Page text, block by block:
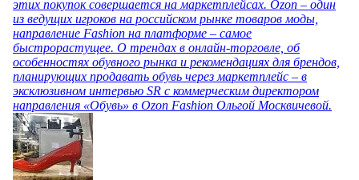
этих покупок совершается на маркетплейсах. Ozon – один
из ведущих игроков на российском рынке товаров моды,
направление Fashion на платформе – самое
быстрорастущее. О трендах в онлайн-торговле, об
особенностях обувного рынка и рекомендациях для брендов,
планирующих продавать обувь через маркетплейс – в
эксклюзивном интервью SR с коммерческим директором
направления «Обувь» в Ozon Fashion Ольгой Москвичевой.